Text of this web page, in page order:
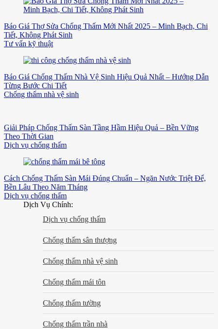
Báo Giá Thợ Sửa Chống Thấm Mới Nhất 2025 – Minh Bạch, Chi
Tiết, Không Phát Sinh
Tư vấn kỹ thuật
Báo Giá Chống Thấm Nhà Vệ Sinh Hiệu Quả Nhất – Hướng Dẫn
Từng Bước Chi Tiết
Chống thấm nhà vệ sinh
Giải Pháp Chống Thấm Sàn Tầng Hầm Hiệu Quả – Bền Vững
Theo Thời Gian
Dịch vụ chống thấm
Cách Chống Thấm Sàn Mái Đúng Chuẩn – Ngăn Nước Triệt Để,
Bền Lâu Theo Năm Tháng
Dịch vụ chống thấm
Dịch Vụ Chính:
Dịch vụ chống thấm
Chống thấm sân thượng
Chống thấm nhà vệ sinh
Chống thấm mái tôn
Chống thấm tường
Chống thấm trần nhà